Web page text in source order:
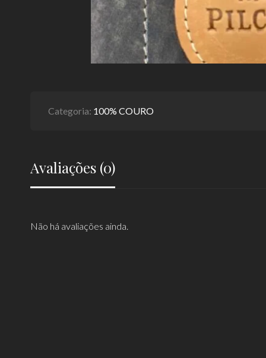
Categoria: 100% COURO
Avaliações (0)
Não há avaliações ainda.